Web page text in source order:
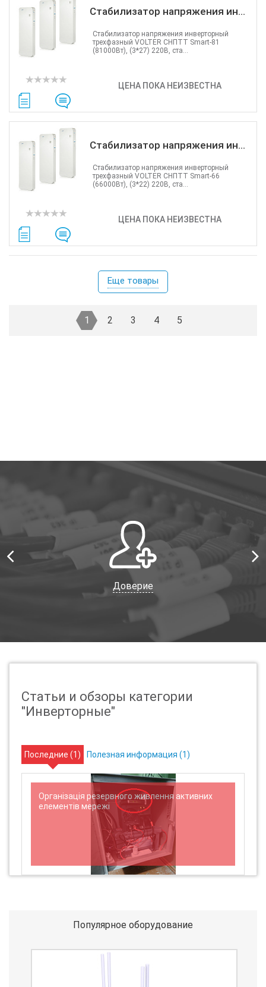
Стабилизатор напряжения ин...
ЦЕНА ПОКА НЕИЗВЕСТНА
Стабилизатор напряжения инверторный
трехфазный VOLTER СНПТТ Smart-81
(81000Вт), (3*27) 220В, ста...
Стабилизатор напряжения ин...
ЦЕНА ПОКА НЕИЗВЕСТНА
Стабилизатор напряжения инверторный
трехфазный VOLTER СНПТТ Smart-66
(66000Вт), (3*22) 220В, ста...
Еще товары
1 2 3 4 5
Доверие
Статьи и обзоры категории
"Инверторные"
Последние (1) Полезная информация (1)
Організація резервного живлення активних
елементів мережі
Популярное оборудование